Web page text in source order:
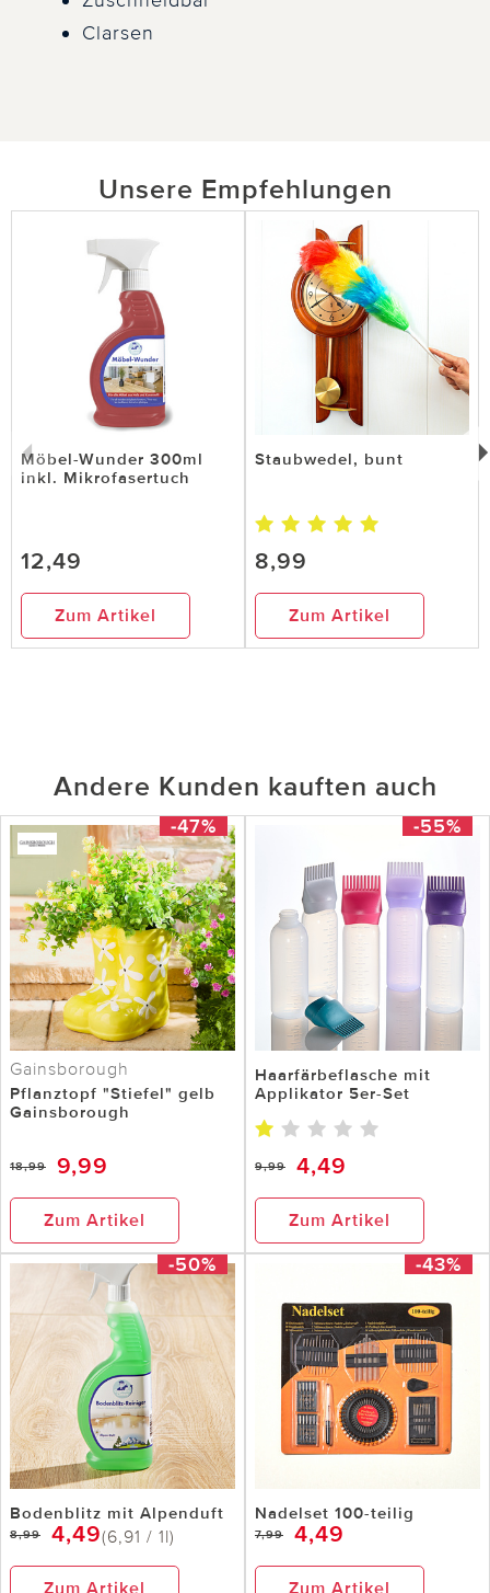
Clarsen
Unsere Empfehlungen
Möbel-Wunder 300ml
inkl. Mikrofasertuch
12,49
Zum Artikel
Staubwedel, bunt
8,99
Zum Artikel
Andere Kunden kauften auch
-47%
Gainsborough
Pflanztopf "Stiefel" gelb
Gainsborough
18,99 9,99
Zum Artikel
-55%
Haarfärbeflasche mit
Applikator 5er-Set
9,99 4,49
Zum Artikel
-50%
Bodenblitz mit Alpenduft
8,99 4,49(6,91 / 1l)
Zum Artikel
-43%
Nadelset 100-teilig
7,99 4,49
Zum Artikel